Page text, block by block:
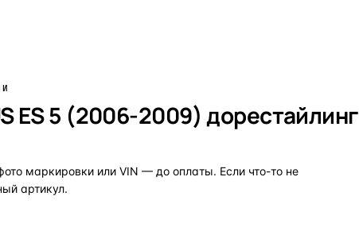
ES 5 (2006-2009) дорестайлинг
маркировки или VIN — до оплаты. Если что-то не
артикул.